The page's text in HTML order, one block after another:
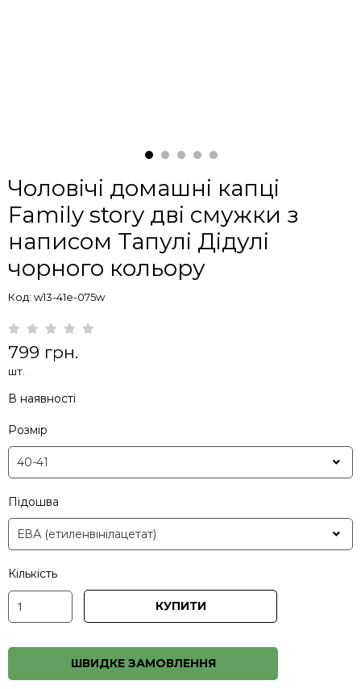
Чоловічі домашні капці
Family story дві смужки з
написом Тапулі Дідулі
чорного кольору
Код: w13-41e-075w
799 грн.
шт.
В наявності
Розмір
Підошва
Кількість
КУПИТИ
ШВИДКЕ ЗАМОВЛЕННЯ